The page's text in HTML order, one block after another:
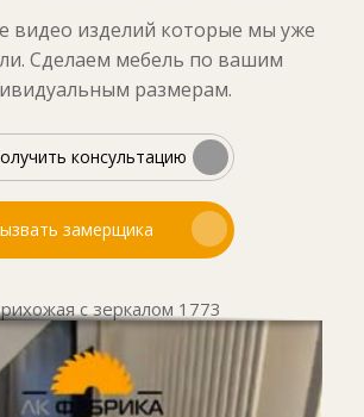
видео изделий которые мы уже
Сделаем мебель по вашим
размерам.
консультацию
замерщика